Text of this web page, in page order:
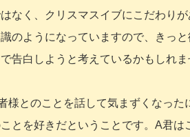
なく、クリスマスイブにこだわり
のようになっていますので、きっ
告白しようと考えているかもしれま
様とのことを話して気まずくなっ
とを好きだということです。A君